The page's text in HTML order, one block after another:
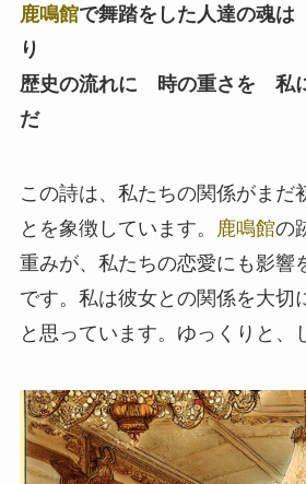
鹿鳴館で舞踏をした人達の魂
り
歴史の流れに 時の重さを 私
だ
この詩は、私たちの関係がまだ
とを象徴しています。
鹿鳴館の
重みが、私たちの恋愛にも影響
です。私は彼女との関係を大切
と思っています。ゆっくりと、